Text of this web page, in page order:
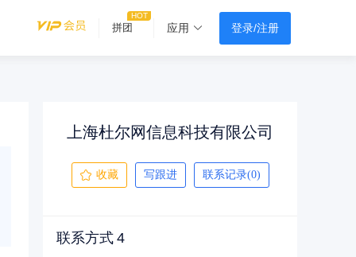
拼团 应用 登录/注册
上海杜尔网信息科技有限公司
收藏 写跟进 联系记录(0)
联系方式 4